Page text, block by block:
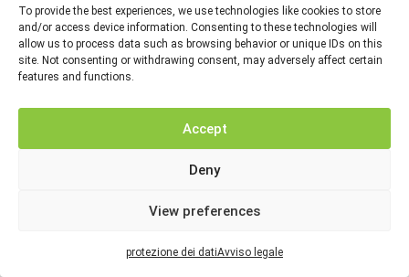
To provide the best experiences, we use technologies like cookies to store
and/or access device information. Consenting to these technologies will
allow us to process data such as browsing behavior or unique IDs on this
site. Not consenting or withdrawing consent, may adversely affect certain
features and functions.
Accept
Deny
View preferences
protezione dei datiAvviso legale